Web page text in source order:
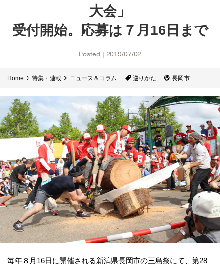
大会」
受付開始。 応募は７月16日まで
Posted | 2019/07/02
Home 特集・連載 ニュース＆コラム 巡りかた 長岡市
毎年８月16日に開催される新潟県長岡市の三島祭にて、第28